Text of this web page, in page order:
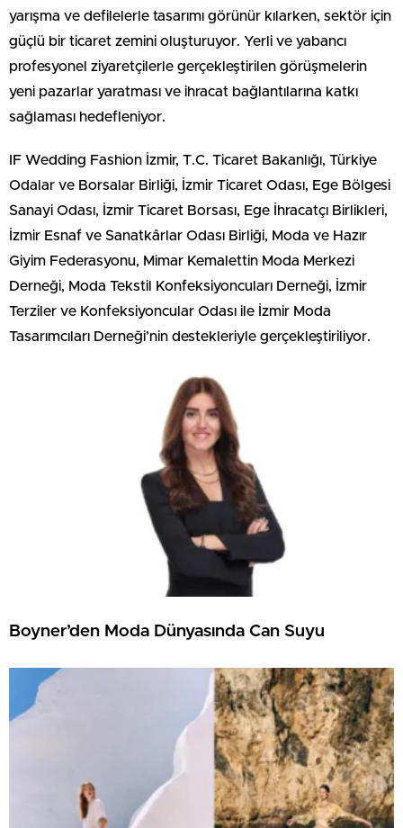
yarışma ve defilelerle tasarımı görünür kılarken, sektör için
güçlü bir ticaret zemini oluşturuyor. Yerli ve yabancı
profesyonel ziyaretçilerle gerçekleştirilen görüşmelerin
yeni pazarlar yaratması ve ihracat bağlantılarına katkı
sağlaması hedefleniyor.
IF Wedding Fashion İzmir, T.C. Ticaret Bakanlığı, Türkiye
Odalar ve Borsalar Birliği, İzmir Ticaret Odası, Ege Bölgesi
Sanayi Odası, İzmir Ticaret Borsası, Ege İhracatçı Birlikleri,
İzmir Esnaf ve Sanatkârlar Odası Birliği, Moda ve Hazır
Giyim Federasyonu, Mimar Kemalettin Moda Merkezi
Derneği, Moda Tekstil Konfeksiyoncuları Derneği, İzmir
Terziler ve Konfeksiyoncular Odası ile İzmir Moda
Tasarımcıları Derneği’nin destekleriyle gerçekleştiriliyor.
Boyner’den Moda Dünyasında Can Suyu